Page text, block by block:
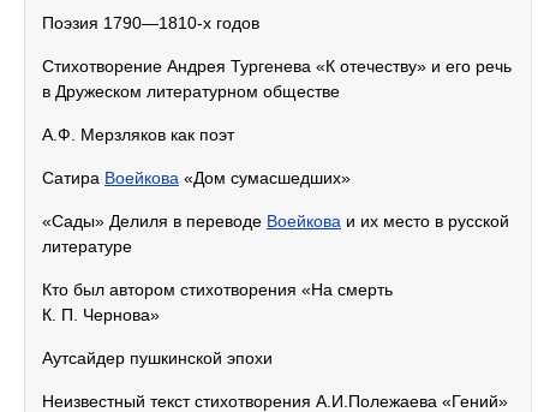
Поэзия 1790—1810-х годов
Стихотворение Андрея Тургенева «К отечеству» и его речь
в Дружеском литературном обществе
А.Ф. Мерзляков как поэт
Сатира Воейкова «Дом сумасшедших»
«Сады» Делиля в переводе Воейкова и их место в русской
литературе
Кто был автором стихотворения «На смерть
К. П. Чернова»
Аутсайдер пушкинской эпохи
Неизвестный текст стихотворения А.И.Полежаева «Гений»